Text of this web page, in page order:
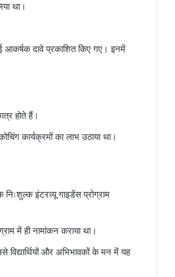
था।
आकर्षक दावे प्रकाशित किए गए। इनमें
होते हैं।
कार्यक्रमों का लाभ उठाया था।
इंटरव्यू गाइडेंस प्रोग्राम
में ही नामांकन कराया था।
विद्यार्थियों और अभिभावकों के मन में यह